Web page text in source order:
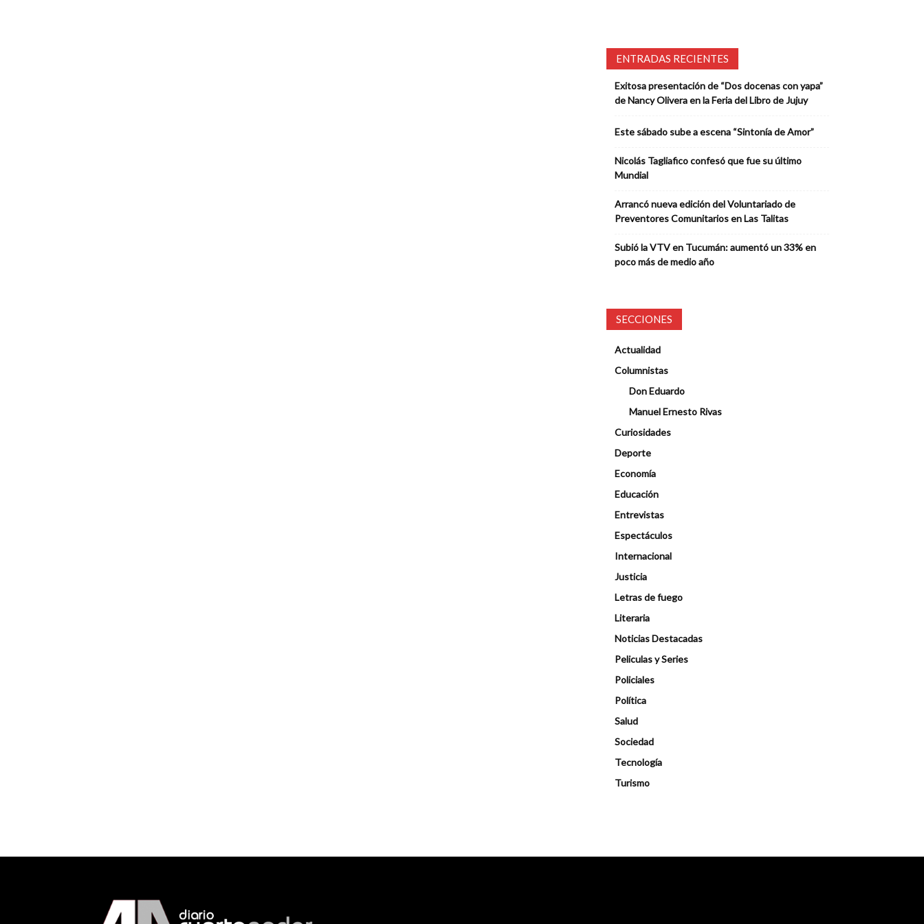
ENTRADAS RECIENTES
Exitosa presentación de “Dos docenas con yapa”
de Nancy Olivera en la Feria del Libro de Jujuy
Este sábado sube a escena “Sintonía de Amor”
Nicolás Tagliafico confesó que fue su último
Mundial
Arrancó nueva edición del Voluntariado de
Preventores Comunitarios en Las Talitas
Subió la VTV en Tucumán: aumentó un 33% en
poco más de medio año
SECCIONES
Actualidad
Columnistas
Don Eduardo
Manuel Ernesto Rivas
Curiosidades
Deporte
Economía
Educación
Entrevistas
Espectáculos
Internacional
Justicia
Letras de fuego
Literaria
Noticias Destacadas
Peliculas y Series
Policiales
Política
Salud
Sociedad
Tecnología
Turismo